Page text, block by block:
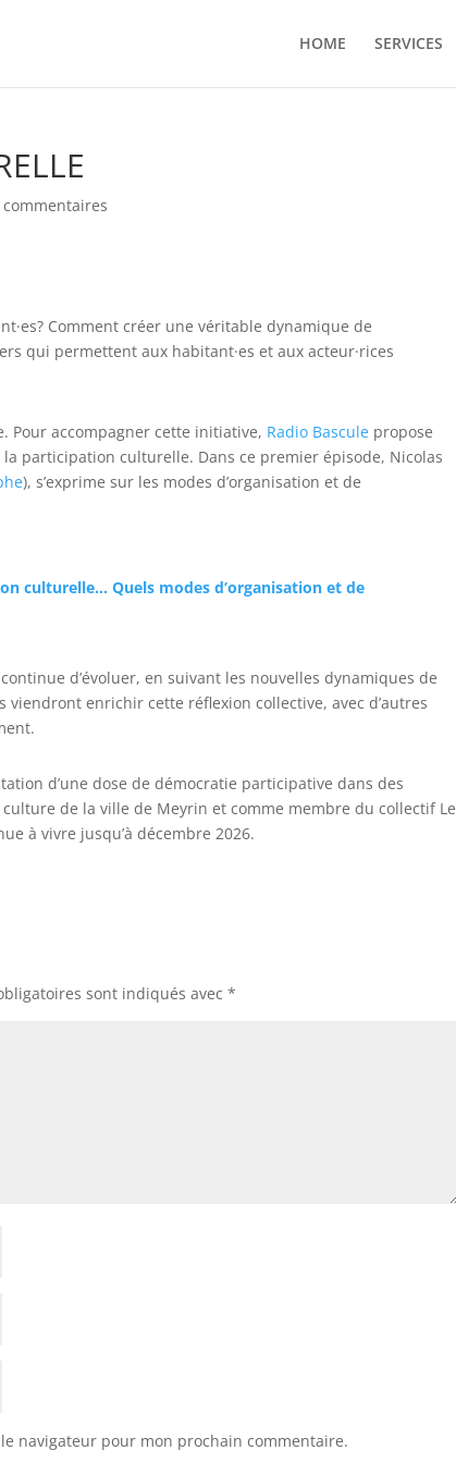
HOME SERVICES
commentaires
Comment créer une véritable dynamique de
qui permettent aux habitant·es et aux acteur·rices
Pour accompagner cette initiative, Radio Bascule propose
participation culturelle. Dans ce premier épisode, Nicolas
), s’exprime sur les modes d’organisation et de
culturelle… Quels modes d’organisation et de
continue d’évoluer, en suivant les nouvelles dynamiques de
enrichir cette réflexion collective, avec d’autres
d’une dose de démocratie participative dans des
de la ville de Meyrin et comme membre du collectif Le
à vivre jusqu’à décembre 2026.
sont indiqués avec*
navigateur pour mon prochain commentaire.